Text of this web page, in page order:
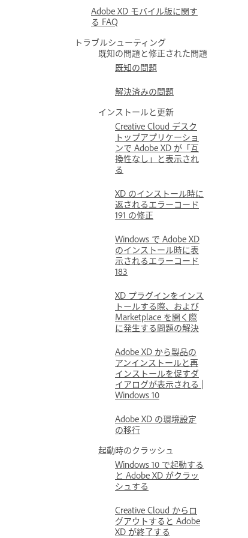
Adobe XD モバイル版に関す
る FAQ
トラブルシューティング
既知の問題と修正された問題
既知の問題
解決済みの問題
インストールと更新
Creative Cloud デスク
トップアプリケーショ
ンで Adobe XD が「互
換性なし」と表示され
る
XD のインストール時に
返されるエラーコード
191 の修正
Windows で Adobe XD
のインストール時に表
示されるエラーコード
183
XD プラグインをインス
トールする際、および
Marketplace を開く際
に発生する問題の解決
Adobe XD から製品の
アンインストールと再
インストールを促すダ
イアログが表示される |
Windows 10
Adobe XD の環境設定
の移行
起動時のクラッシュ
Windows 10 で起動する
と Adobe XD がクラッ
シュする
Creative Cloud からロ
グアウトすると Adobe
XD が終了する